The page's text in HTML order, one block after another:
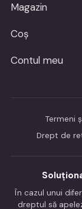
Magazin
Coș
Contul meu
Termeni
Drept de
În cazul unui
dreptul să